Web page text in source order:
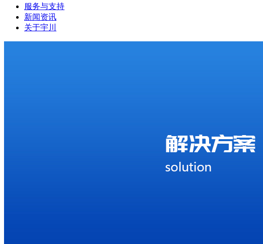
服务与支持
新闻资讯
关于宇川